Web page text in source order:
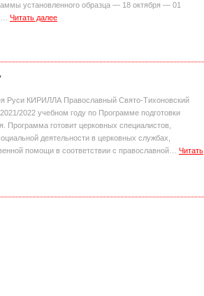
установленного образца — 18 октября — 01
Читать далее
Руси КИРИЛЛА Православный Свято-Тихоновский
2022 учебном году по Программе подготовки
Программа готовит церковных специалистов,
деятельности в церковных службах,
помощи в соответствии с православной…Читать